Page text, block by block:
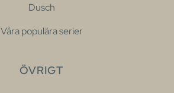
Dusch
Våra populära serier
ÖVRIGT